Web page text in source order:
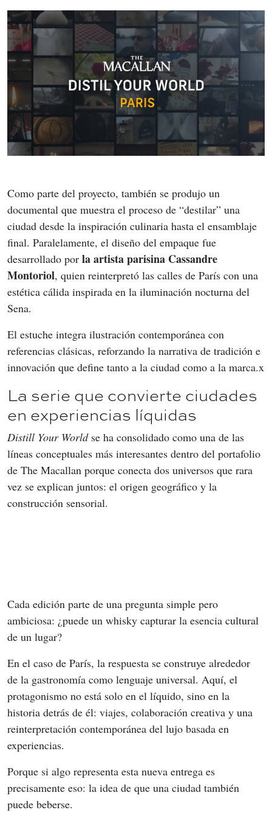
Como parte del proyecto, también se produjo un
documental que muestra el proceso de “destilar” una
ciudad desde la inspiración culinaria hasta el ensamblaje
final. Paralelamente, el diseño del empaque fue
desarrollado por la artista parisina Cassandre
Montoriol, quien reinterpretó las calles de París con una
estética cálida inspirada en la iluminación nocturna del
Sena.
El estuche integra ilustración contemporánea con
referencias clásicas, reforzando la narrativa de tradición e
innovación que define tanto a la ciudad como a la marca.x
La serie que convierte ciudades
en experiencias líquidas
Distill Your World se ha consolidado como una de las
líneas conceptuales más interesantes dentro del portafolio
de The Macallan porque conecta dos universos que rara
vez se explican juntos: el origen geográfico y la
construcción sensorial.
Cada edición parte de una pregunta simple pero
ambiciosa: ¿puede un whisky capturar la esencia cultural
de un lugar?
En el caso de París, la respuesta se construye alrededor
de la gastronomía como lenguaje universal. Aquí, el
protagonismo no está solo en el líquido, sino en la
historia detrás de él: viajes, colaboración creativa y una
reinterpretación contemporánea del lujo basada en
experiencias.
Porque si algo representa esta nueva entrega es
precisamente eso: la idea de que una ciudad también
puede beberse.